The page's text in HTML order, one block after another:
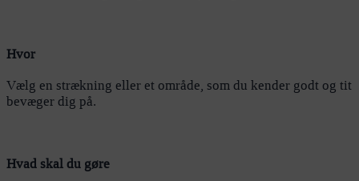
Hvor
Vælg en strækning eller et område, som du kender godt og tit
bevæger dig på.
Hvad skal du gøre